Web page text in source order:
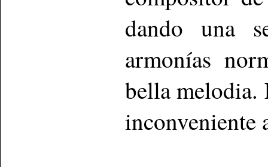
dando una
armonías
bella melodia.
inconveniente